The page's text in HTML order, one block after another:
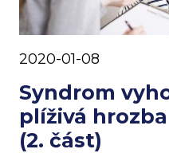
2020-01-08
Syndrom
plíživá
(2. část)